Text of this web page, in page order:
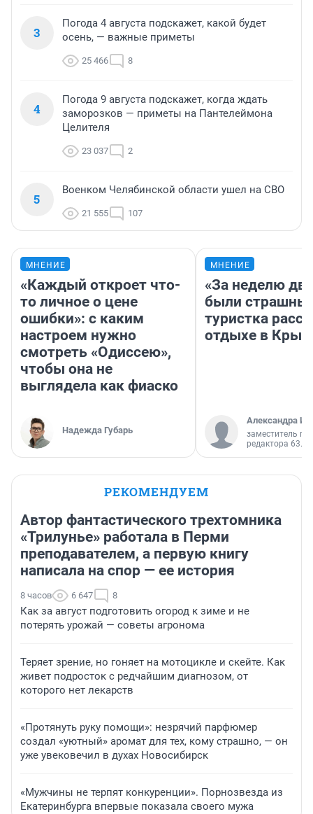
3
Погода 4 августа подскажет, какой будет
осень, — важные приметы
25 466 8
4
Погода 9 августа подскажет, когда ждать
заморозков — приметы на Пантелеймона
Целителя
23 037 2
5
Военком Челябинской области ушел на СВО
21 555 107
МНЕНИЕ
«Каждый откроет что-
то личное о цене
ошибки»: с каким
настроем нужно
смотреть «Одиссею»,
чтобы она не
выглядела как фиаско
Надежда Губарь
МНЕНИЕ
«За неделю
были
туристка
отдыхе в
Александра
заместитель
редактора 63.RU
РЕКОМЕНДУЕМ
Автор фантастического трехтомника
«Трилунье» работала в Перми
преподавателем, а первую книгу
написала на спор — ее история
8 часов 6 647 8
Как за август подготовить огород к зиме и не
потерять урожай — советы агронома
Теряет зрение, но гоняет на мотоцикле и скейте. Как
живет подросток с редчайшим диагнозом, от
которого нет лекарств
«Протянуть руку помощи»: незрячий парфюмер
создал «уютный» аромат для тех, кому страшно, — он
уже увековечил в духах Новосибирск
«Мужчины не терпят конкуренции». Порнозвезда из
Екатеринбурга впервые показала своего мужа